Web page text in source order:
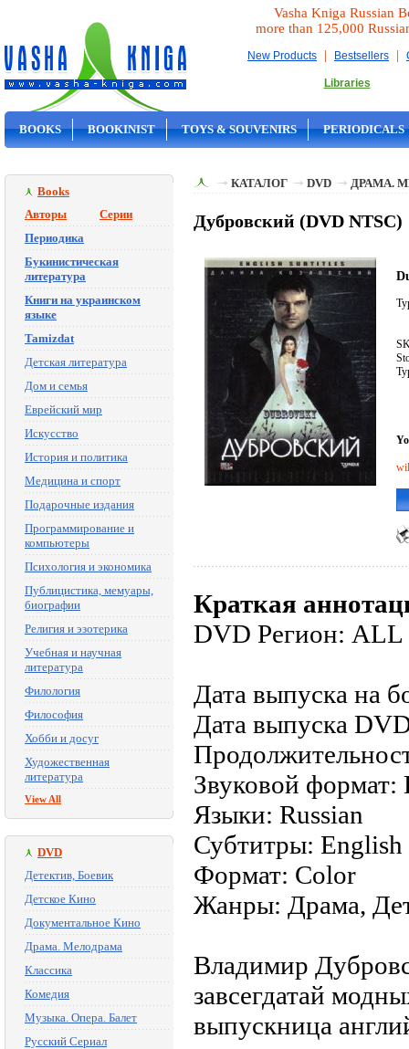
Vasha Kniga Russian
more than 125,000
New Products | Bestsellers |
Libraries
BOOKS BOOKINIST TOYS & SOUVENIRS PERIODICALS
Books
Авторы
Серии
Периодика
Букинистическая
литература
Книги на украинском
языке
Tamizdat
Детская литература
Дом и семья
Еврейский мир
Искусство
История и политика
Медицина и спорт
Подарочные издания
Программирование и
компьютеры
Психология и экономика
Публицистика, мемуары,
биографии
Религия и эзотерика
Учебная и научная
литература
Филология
Философия
Хобби и досуг
Художественная
литература
View All
DVD
Детектив, Боевик
Детское Кино
Документальное Кино
Драма. Мелодрама
Классика
Комедия
Музыка. Опера. Балет
Русский Сериал
КАТАЛОГ DVD ДРАМА.
Дубровский (DVD NTSC)
Краткая
DVD Регион: ALL
Дата выпуска на
Дата выпуска
Звуковой
Языки: Russian
Субтитры: English
Формат: Color
Жанры: Драма,
Владимир
завсегдатай
выпускница